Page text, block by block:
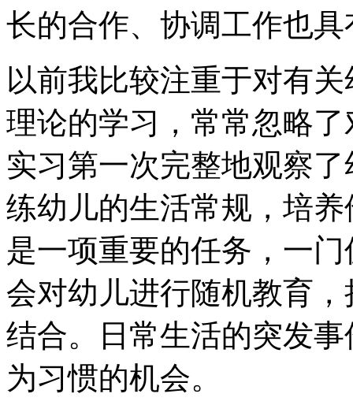
长的合作、协调工作也
以前我比较注重于对有
理论的学习，常常忽略
实习第一次完整地观察
练幼儿的生活常规，培
是一项重要的任务，一
会对幼儿进行随机教育
结合。日常生活的突发
为习惯的机会。